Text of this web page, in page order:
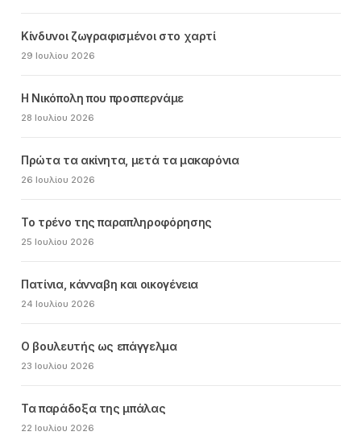
Κίνδυνοι ζωγραφισμένοι στο χαρτί
29 Ιουλίου 2026
Η Νικόπολη που προσπερνάμε
28 Ιουλίου 2026
Πρώτα τα ακίνητα, μετά τα μακαρόνια
26 Ιουλίου 2026
Το τρένο της παραπληροφόρησης
25 Ιουλίου 2026
Πατίνια, κάνναβη και οικογένεια
24 Ιουλίου 2026
Ο βουλευτής ως επάγγελμα
23 Ιουλίου 2026
Τα παράδοξα της μπάλας
22 Ιουλίου 2026